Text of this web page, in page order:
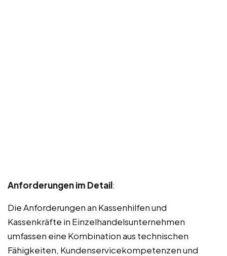
Anforderungen im Detail:
Die Anforderungen an Kassenhilfen und
Kassenkräfte in Einzelhandelsunternehmen
umfassen eine Kombination aus technischen
Fähigkeiten, Kundenservicekompetenzen und